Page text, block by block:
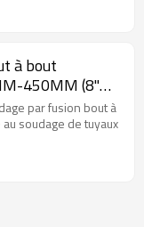
à bout
450MM (8"
par fusion bout à
soudage de tuyaux